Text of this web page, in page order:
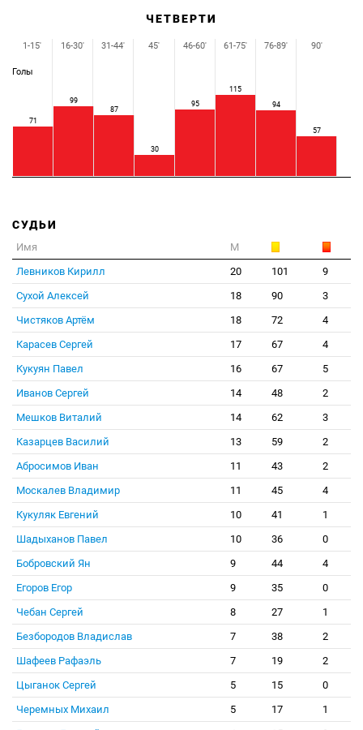
ЧЕТВЕРТИ
Голы
71
99
87
30
95
115
94
57
1-15' 16-30' 31-44' 45' 46-60' 61-75' 76-89' 90'
СУДЬИ
Имя
М
Левников Кирилл
20 101
9
Сухой Алексей
18 90
3
Чистяков Артём
18 72
4
Карасев Сергей
17 67
4
Кукуян Павел
16 67
5
Иванов Сергей
14 48
2
Мешков Виталий
14 62
3
Казарцев Василий
13 59
2
Абросимов Иван
11 43
2
Москалев Владимир
11 45
4
Кукуляк Евгений
10 41
1
Шадыханов Павел
10 36
0
Бобровский Ян
9 44
4
Егоров Егор
9 35
0
Чебан Сергей
8 27
1
Безбородов Владислав
7 38
2
Шафеев Рафаэль
7 19
2
Цыганок Сергей
5 15
0
Черемных Михаил
5 17
1